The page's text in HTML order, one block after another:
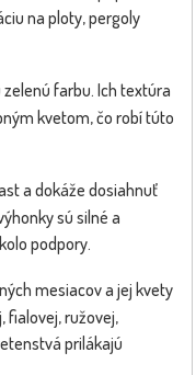
na ploty, pergoly
farbu. Ich textúra
kvetom, čo robí túto
a dokáže dosiahnuť
sú silné a
podpory.
mesiacov a jej kvety
fialovej, ružovej,
prilákajú